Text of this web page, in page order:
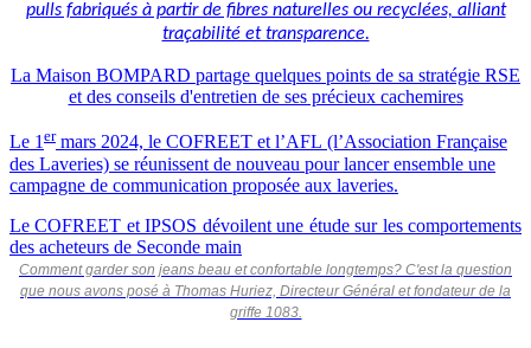
pulls fabriqués à partir de fibres naturelles ou recyclées, alliant
traçabilité et transparence.
La Maison BOMPARD partage quelques points de sa stratégie RSE
et des conseils d'entretien de ses précieux cachemires
Le 1ermars 2024, le COFREET et l’AFL (l’Association Française
des Laveries) se réunissent de nouveau pour lancer ensemble une
campagne de communication proposée aux laveries.
Le COFREET et IPSOS dévoilent une étude sur les comportements
des acheteurs de Seconde main
Comment garder son jeans beau et confortable longtemps? C'est la question
que nous avons posé à Thomas Huriez, Directeur Général et fondateur de la
griffe 1083.